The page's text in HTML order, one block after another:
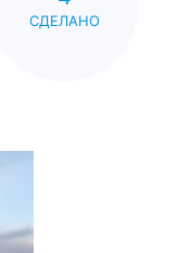
СДЕЛАНО